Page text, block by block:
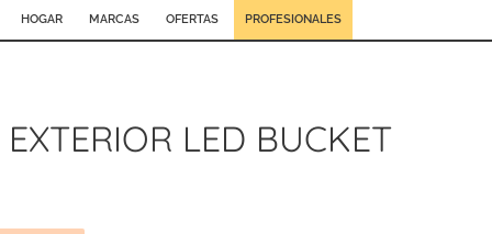
HOGAR MARCAS OFERTAS PROFESIONALES
LED BUCKET